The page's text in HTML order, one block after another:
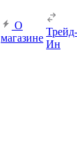
О
магазине
Трейд-
Ин